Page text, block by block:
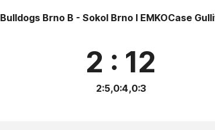
Bulldogs Brno B - Sokol Brno I EMKOCase
2 : 12
2:5,0:4,0:3